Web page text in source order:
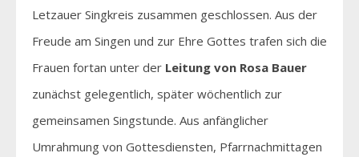
Letzauer Singkreis zusammen geschlossen. Aus der
Freude am Singen und zur Ehre Gottes trafen sich die
Frauen fortan unter der Leitung von Rosa Bauer
zunächst gelegentlich, später wöchentlich zur
gemeinsamen Singstunde. Aus anfänglicher
Umrahmung von Gottesdiensten, Pfarrnachmittagen